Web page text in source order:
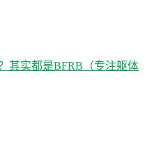
其实都是BFRB（专注躯体